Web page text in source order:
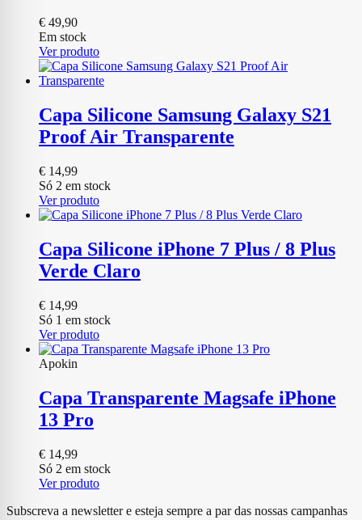
€ 49,90
Em stock
Ver produto
Capa Silicone Samsung Galaxy S21
Proof Air Transparente
€ 14,99
Só 2 em stock
Ver produto
Capa Silicone iPhone 7 Plus / 8 Plus
Verde Claro
€ 14,99
Só 1 em stock
Ver produto
Apokin
Capa Transparente Magsafe iPhone
13 Pro
€ 14,99
Só 2 em stock
Ver produto
Subscreva a newsletter e esteja sempre a par das nossas campanhas